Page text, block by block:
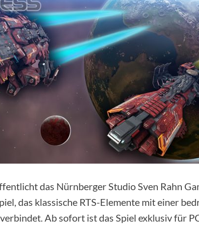
das Nürnberger Studio Sven Rahn
das klassische RTS-Elemente mit einer
Ab sofort ist das Spiel exklusiv für